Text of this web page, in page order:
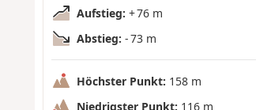
Aufstieg: + 76 m
Abstieg: - 73 m
Höchster Punkt: 158 m
Niedrigster Punkt: 116 m